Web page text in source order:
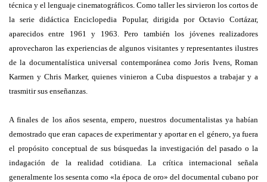
técnica y el lenguaje cinematográficos. Como taller les sirvieron los cortos de
la serie didáctica Enciclopedia Popular, dirigida por Octavio Cortázar,
aparecidos entre 1961 y 1963. Pero también los jóvenes realizadores
aprovecharon las experiencias de algunos visitantes y representantes ilustres
de la documentalística universal contemporánea como Joris Ivens, Roman
Karmen y Chris Marker, quienes vinieron a Cuba dispuestos a trabajar y a
trasmitir sus enseñanzas.
A finales de los años sesenta, empero, nuestros documentalistas ya habían
demostrado que eran capaces de experimentar y aportar en el género, ya fuera
el propósito conceptual de sus búsquedas la investigación del pasado o la
indagación de la realidad cotidiana. La crítica internacional señala
generalmente los sesenta como «la época de oro» del documental cubano por